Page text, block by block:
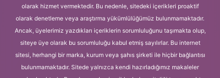
olarak hizmet vermektedir. Bu nedenle, sitedeki içerikleri proaktif
olarak denetleme veya araştırma yükümlülüğümüz bulunmamaktadır.
Ancak, üyelerimiz yazdıkları içeriklerin sorumluluğunu taşımakta olup,
siteye üye olarak bu sorumluluğu kabul etmiş sayılırlar. Bu internet
sitesi, herhangi bir marka, kurum veya şahıs şirketi ile hiçbir bağlantısı
bulunmamaktadır. Sitede yalnızca kendi hazırladığımız makaleler